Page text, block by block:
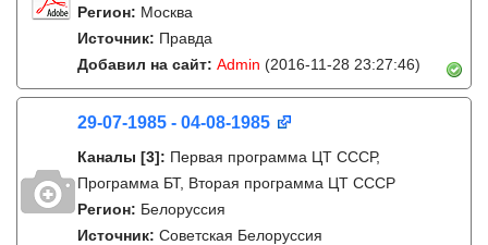
Регион: Москва
Источник: Правда
Добавил на сайт: Admin (2016-11-28 23:27:46)
29-07-1985 - 04-08-1985
Каналы [3]: Первая программа ЦТ СССР,
Программа БТ, Вторая программа ЦТ СССР
Регион: Белоруссия
Источник: Советская Белоруссия